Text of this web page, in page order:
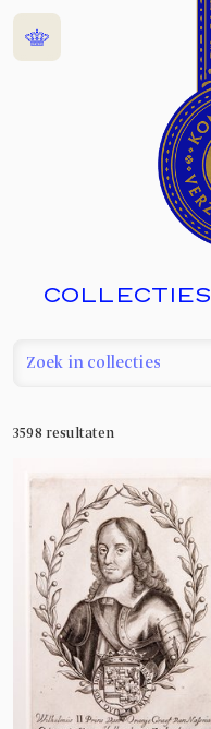
Home
COLLECTIES
3598 resultaten